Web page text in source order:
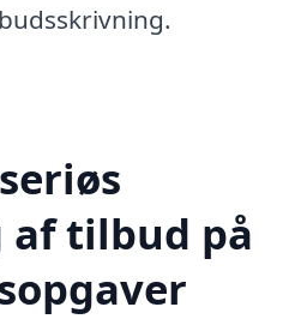
tilbud på